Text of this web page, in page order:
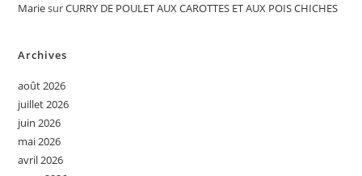
MariesurCURRY DE POULET AUX CAROTTES ET AUX POIS CHICHES
Archives
août 2026
juillet 2026
juin 2026
mai 2026
avril 2026